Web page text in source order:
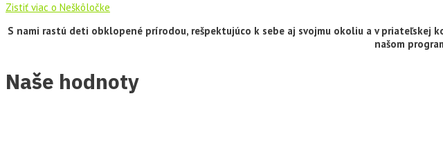
Zistiť viac o Neškôločke
S nami rastú deti obklopené prírodou, rešpektujúco k sebe aj svojmu okoliu a v priateľskej
našom
Naše hodnoty